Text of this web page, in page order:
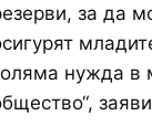
за да
нужда в